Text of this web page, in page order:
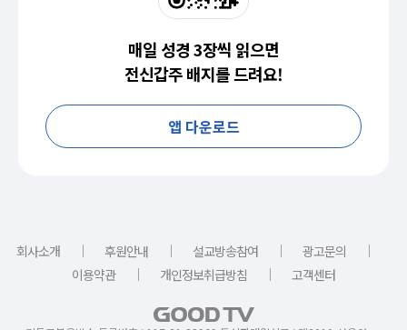
매일 성경 3장씩 읽으면
전신갑주 배지를 드려요!
앱 다운로드
회사소개 ｜ 후원안내 ｜ 설교방송참여 ｜ 광고문의
｜
이용약관
｜ 개인정보취급방침 ｜ 고객센터